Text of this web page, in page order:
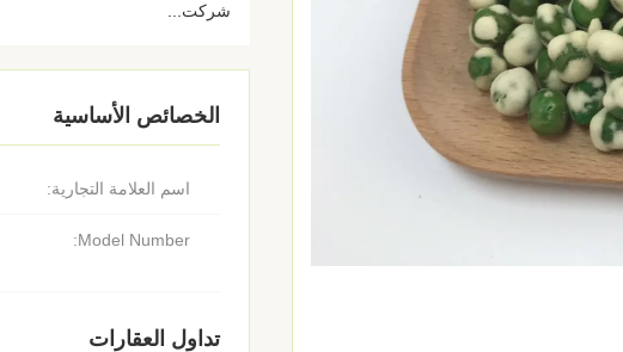
شركت...
الخصائص الأساسية
اسم العلامة التجارية:
Model Number:
تداول العقارات